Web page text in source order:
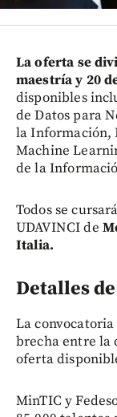
La oferta se
maestría y 20
disponibles
de Datos para
la Información,
Machine
de la
Todos se
UDAVINCI de
Italia.
Detalles
La
brecha entre la
oferta
MinTIC y